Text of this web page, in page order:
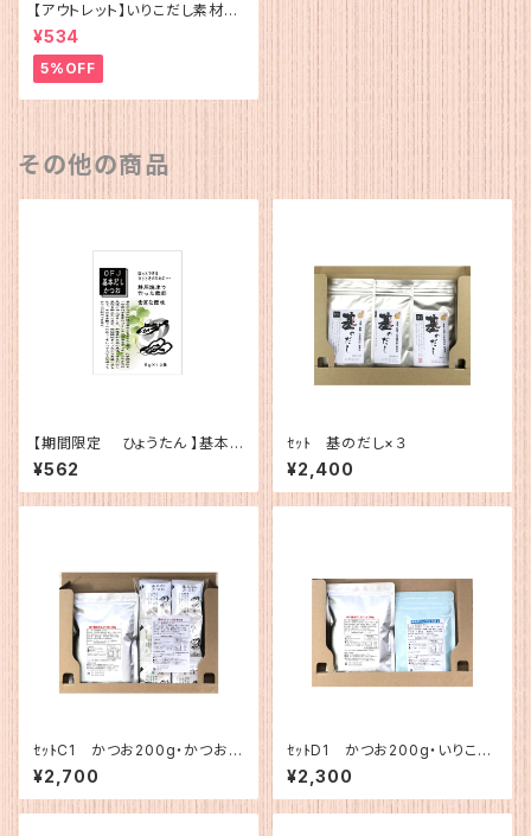
【アウトレット】いりこだし素材10
0%(15g×4)
¥534
5%OFF
その他の商品
【期間限定 ひょうたん 】基本
だしかつお(5g×12)
¥562
ｾｯﾄ 基のだし×３
¥2,400
ｾｯﾄC1 かつお200g・かつお簡
易1
¥2,700
ｾｯﾄD1 かつお200g・いりこ12
0g
¥2,300